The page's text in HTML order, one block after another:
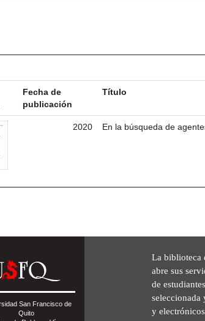
Fecha de
publicación
Título
2020 En la búsqueda de
San Francisco de
Quito
La biblioteca
abre sus
de
seleccionada
y